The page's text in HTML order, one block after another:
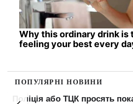
Why this ordinary drink is
feeling your best every
ПОПУЛЯРНІ НОВИНИ
телефон: чи